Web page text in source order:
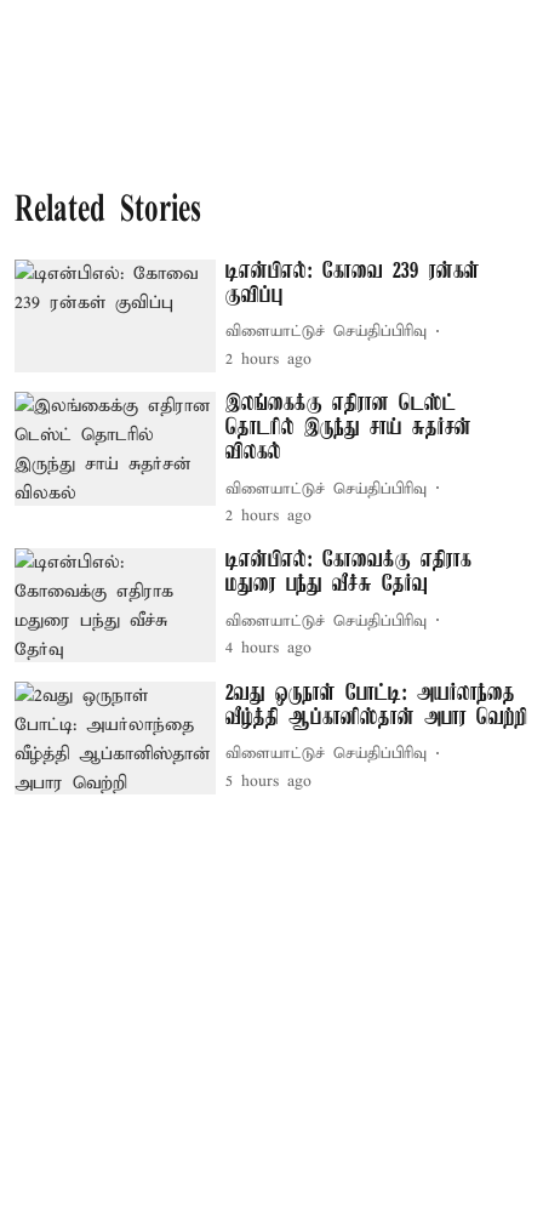
Related Stories
டிஎன்பிஎல்: கோவை 239 ரன்கள்
குவிப்பு
விளையாட்டுச் செய்திப்பிரிவு
2 hours ago
இலங்கைக்கு எதிரான டெஸ்ட்
தொடரில் இருந்து சாய் சுதர்சன்
விலகல்
விளையாட்டுச் செய்திப்பிரிவு
2 hours ago
டிஎன்பிஎல்: கோவைக்கு எதிராக
மதுரை பந்து வீச்சு தேர்வு
விளையாட்டுச் செய்திப்பிரிவு
4 hours ago
2வது ஒருநாள் போட்டி: அயர்லாந்தை
வீழ்த்தி ஆப்கானிஸ்தான் அபார வெற்றி
விளையாட்டுச் செய்திப்பிரிவு
5 hours ago